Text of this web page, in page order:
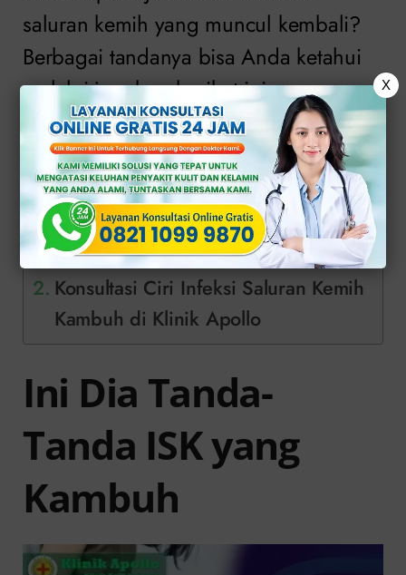
saluran kemih yang muncul kembali?
Berbagai tandanya bisa Anda ketahui
melalui jawaban berikut ini.
>>KONSULTASI ONLINE GRATIS DI SINI<<
Daftar Isi
Ini Dia Tanda-Tanda ISK yang
Kambuh
Konsultasi Ciri Infeksi Saluran Kemih
Kambuh di Klinik Apollo
Ini Dia Tanda-
Tanda ISK yang
Kambuh
X